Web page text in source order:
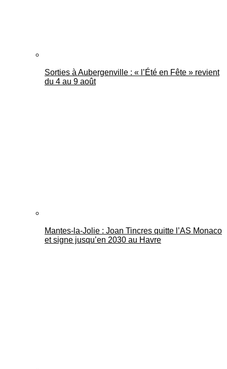
Sorties à Aubergenville : « l’Été en Fête » revient
du 4 au 9 août
Mantes-la-Jolie : Joan Tincres quitte l’AS Monaco
et signe jusqu’en 2030 au Havre